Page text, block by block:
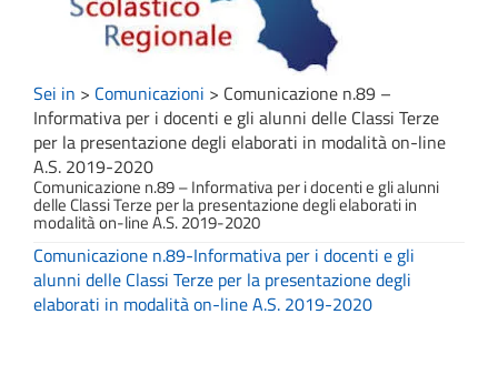
Sei in > Comunicazioni > Comunicazione n.89 –
Informativa per i docenti e gli alunni delle Classi Terze
per la presentazione degli elaborati in modalità on-line
A.S. 2019-2020
Comunicazione n.89 – Informativa per i docenti e gli alunni
delle Classi Terze per la presentazione degli elaborati in
modalità on-line A.S. 2019-2020
Comunicazione n.89-Informativa per i docenti e gli
alunni delle Classi Terze per la presentazione degli
elaborati in modalità on-line A.S. 2019-2020